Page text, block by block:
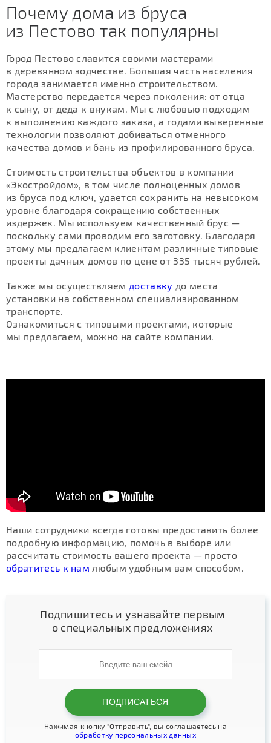
Почему дома из бруса
из Пестово так популярны
Город Пестово славится своими мастерами
в деревянном зодчестве. Большая часть населения
города занимается именно строительством.
Мастерство передается через поколения: от отца
к сыну, от деда к внукам. Мы с любовью подходим
к выполнению каждого заказа, а годами выверенные
технологии позволяют добиваться отменного
качества домов и бань из профилированного бруса.
Стоимость строительства объектов в компании
«Экостройдом», в том числе полноценных домов
из бруса под ключ, удается сохранить на невысоком
уровне благодаря сокращению собственных
издержек. Мы используем качественный брус —
поскольку сами проводим его заготовку. Благодаря
этому мы предлагаем клиентам различные типовые
проекты дачных домов по цене от 335 тысяч рублей.
Также мы осуществляем доставку до места
установки на собственном специализированном
транспорте.
Ознакомиться с типовыми проектами, которые
мы предлагаем, можно на сайте компании.
Наши сотрудники всегда готовы предоставить более
подробную информацию, помочь в выборе или
рассчитать стоимость вашего проекта — просто
обратитесь к нам любым удобным вам способом.
Подпишитесь и узнавайте первым
о специальных предложениях
Нажимая кнопку "Отправить", вы соглашаетесь на
обработку персональных данных